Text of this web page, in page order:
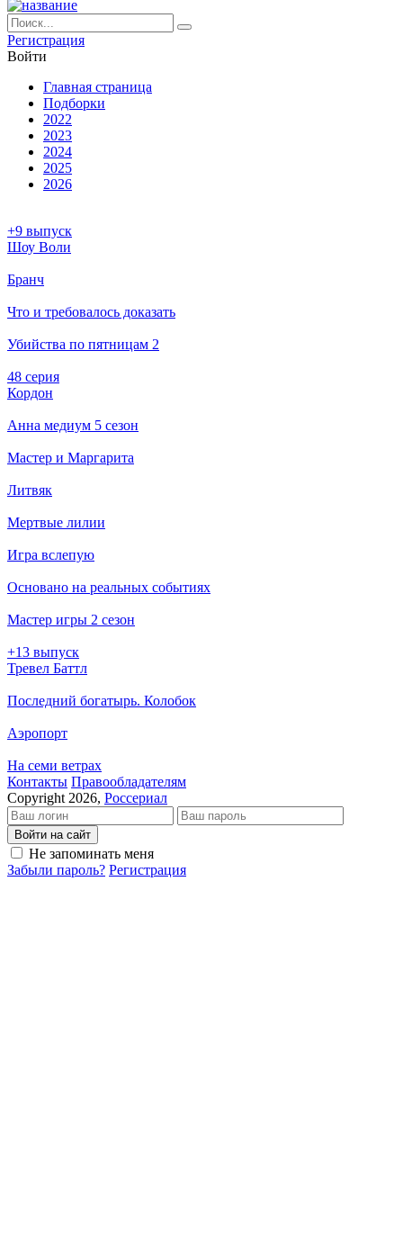
Ре­ги­ст­ра­ция
Вой­ти
Глав­ная стра­ни­ца
Подборки
2022
2023
2024
2025
2026
+9 выпуск
Шоу Воли
Бранч
Что и требовалось доказать
Убийства по пятницам 2
48 серия
Кордон
Анна медиум 5 сезон
Мастер и Маргарита
Литвяк
Мертвые лилии
Игра вслепую
Основано на реальных событиях
Мастер игры 2 сезон
+13 выпуск
Тревел Баттл
Последний богатырь. Колобок
Аэропорт
На семи ветрах
Кон­так­ты Пра­во­об­ла­да­те­лям
Copyright 2026, Россериал
Войти на сайт
Не запоминать меня
Забыли пароль? Регистрация